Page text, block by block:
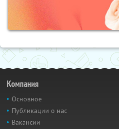
Компания
Основное
Публикации о нас
Вакансии